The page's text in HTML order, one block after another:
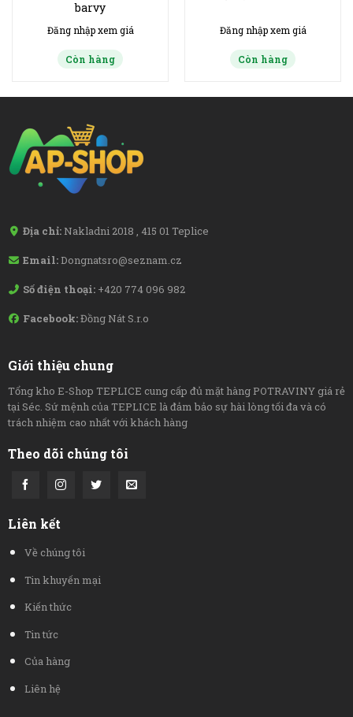
barvy
Đăng nhập xem giá
Còn hàng
Đăng nhập xem giá
Còn hàng
Địa chỉ: Nakladni 2018 , 415 01 Teplice
Email:Dongnatsro@seznam.cz
Số điện thoại: +420 774 096 982
Facebook:Đồng Nát S.r.o
Giới thiệu chung
Tổng kho E-Shop TEPLICE cung cấp đủ mặt hàng POTRAVINY giá rẻ
tại Séc. Sứ mệnh của TEPLICE là đảm bảo sự hài lòng tối đa và có
trách nhiệm cao nhất với khách hàng
Theo dõi chúng tôi
Liên kết
Về chúng tôi
Tin khuyến mại
Kiến thức
Tin tức
Của hàng
Liên hệ